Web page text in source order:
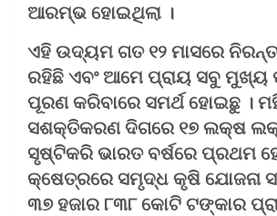
ଆରମ୍ଭ ହୋଇଥିଲା ।
ଏହି ଉଦ୍ୟମ ଗତ ୧୨ ମାସରେ
ରହିଛି ଏବଂ ଆମେ ପ୍ରାୟ ସବୁ
ପୂରଣ କରିବାରେ ସମର୍ଥ ହୋଇଛୁ ।
ସଶକ୍ତିକରଣ ଦିଗରେ ୧୭ ଲକ୍ଷ
ସୃଷ୍ଟିକରି ଭାରତ ବର୍ଷରେ ପ୍ରଥମ
କ୍ଷେତ୍ରରେ ସମୃଦ୍ଧ କୃଷି ଯୋଜନା
୩୭ ହଜାର ୮୩୮ କୋଟି ଟଙ୍କାର